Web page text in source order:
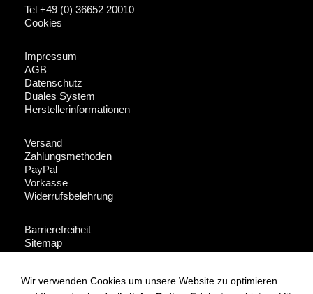
Tel +49 (0) 36652 20010
Cookies
Impressum
AGB
Datenschutz
Duales System
Herstellerinformationen
Versand
Zahlungsmethoden
PayPal
Vorkasse
Widerrufsbelehrung
Barrierefreiheit
Sitemap
Fakeshop-Finder
Wir verwenden Cookies um unsere Website zu optimieren